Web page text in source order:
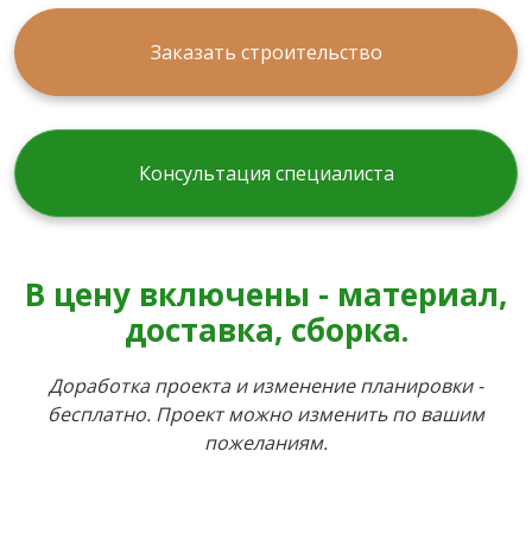
Заказать строительство
Консультация специалиста
В цену включены - материал,
доставка, сборка.
Доработка проекта и изменение планировки -
бесплатно. Проект можно изменить по вашим
пожеланиям.